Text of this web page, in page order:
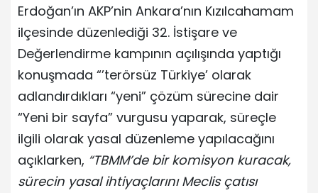
Erdoğan’ın AKP’nin Ankara’nın Kızılcahamam
ilçesinde düzenlediği 32. İstişare ve
Değerlendirme kampının açılışında yaptığı
konuşmada “’terörsüz Türkiye’ olarak
adlandırdıkları “yeni” çözüm sürecine dair
“Yeni bir sayfa” vurgusu yaparak, süreçle
ilgili olarak yasal düzenleme yapılacağını
açıklarken, “TBMM’de bir komisyon kuracak,
sürecin yasal ihtiyaçlarını Meclis çatısı